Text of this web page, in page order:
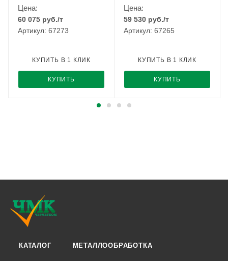
Цена:
60 075 руб./т
Артикул: 67273
КУПИТЬ
КУПИТЬ В 1 КЛИК
Цена:
59 530 руб./т
Артикул: 67265
КУПИТЬ
КУПИТЬ В 1 КЛИК
КАТАЛОГ МЕТАЛЛООБРАБОТКА